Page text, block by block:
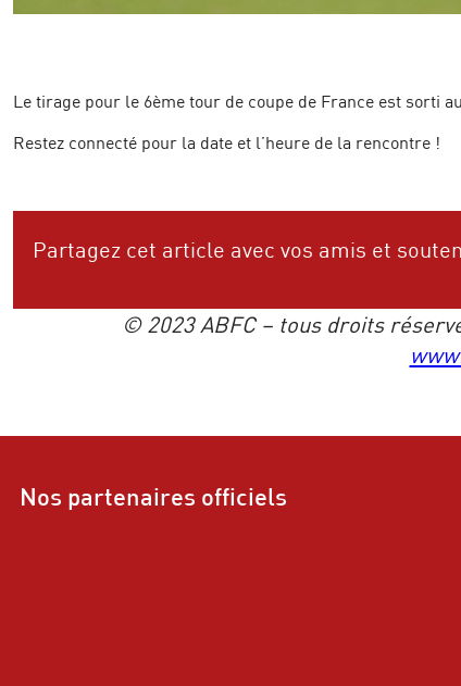
Le tirage pour le 6ème tour de coupe de France est sorti
Restez connecté pour la date et l’heure de la rencontre !
Partagez cet article avec vos amis et
© 2023 ABFC – tous droits
Nos partenaires officiels